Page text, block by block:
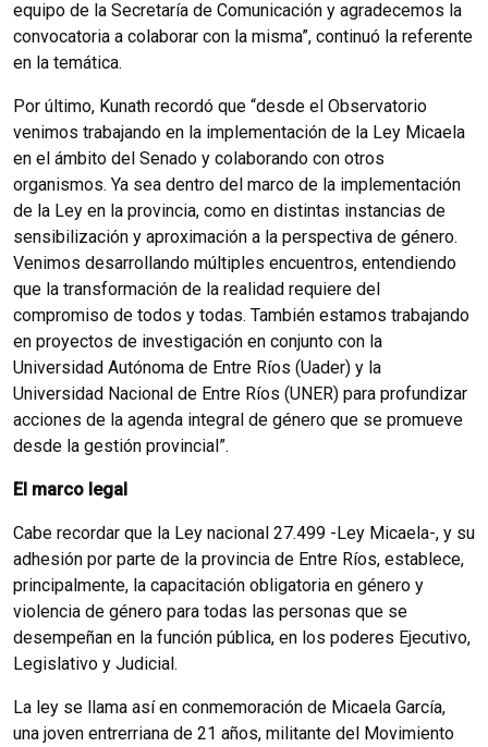
equipo de la Secretaría de Comunicación y agradecemos la
convocatoria a colaborar con la misma”, continuó la referente
en la temática.
Por último, Kunath recordó que “desde el Observatorio
venimos trabajando en la implementación de la Ley Micaela
en el ámbito del Senado y colaborando con otros
organismos. Ya sea dentro del marco de la implementación
de la Ley en la provincia, como en distintas instancias de
sensibilización y aproximación a la perspectiva de género.
Venimos desarrollando múltiples encuentros, entendiendo
que la transformación de la realidad requiere del
compromiso de todos y todas. También estamos trabajando
en proyectos de investigación en conjunto con la
Universidad Autónoma de Entre Ríos (Uader) y la
Universidad Nacional de Entre Ríos (UNER) para profundizar
acciones de la agenda integral de género que se promueve
desde la gestión provincial”.
El marco legal
Cabe recordar que la Ley nacional 27.499 -Ley Micaela-, y su
adhesión por parte de la provincia de Entre Ríos, establece,
principalmente, la capacitación obligatoria en género y
violencia de género para todas las personas que se
desempeñan en la función pública, en los poderes Ejecutivo,
Legislativo y Judicial.
La ley se llama así en conmemoración de Micaela García,
una joven entrerriana de 21 años, militante del Movimiento